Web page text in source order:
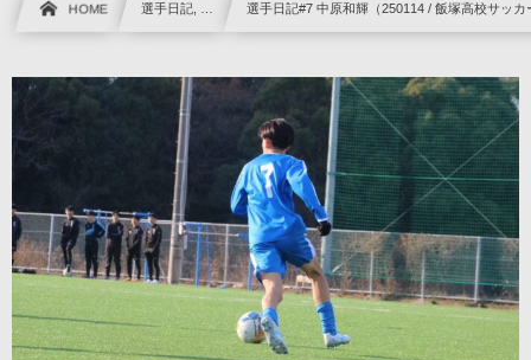
HOME 選手日記, … 選手日記#7 中原和輝（250114 / 飯塚高校サッカ